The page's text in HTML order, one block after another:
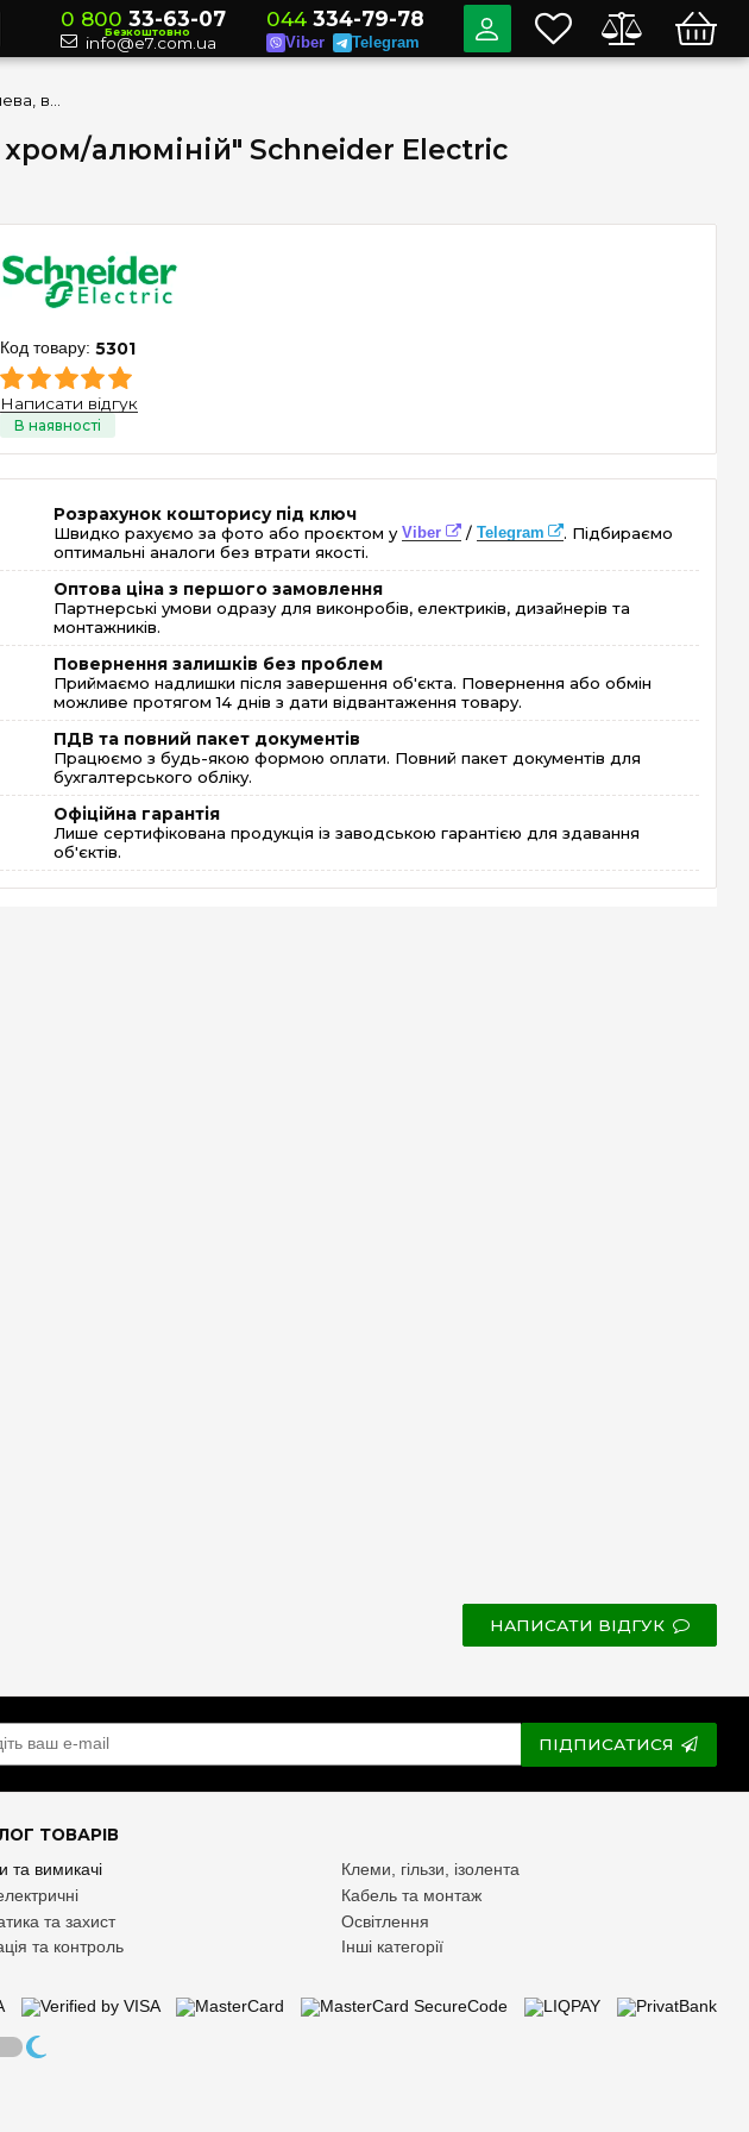
алюміній" Schneider Electric
5301
Написати відгук
Розрахунок кошторису під ключ
Швидко рахуємо за фото або проєктом уViber / Telegram
. Підбираємо
оптимальні аналоги без втрати якості.
Оптова ціна з першого замовлення
Партнерські умови одразу для виконробів, електриків, дизайнерів та
монтажників.
Повернення залишків без проблем
Приймаємо надлишки після завершення об'єкта. Повернення або обмін
можливе протягом 14 днів з дати відвантаження товару.
ПДВ та повний пакет документів
Працюємо з будь-якою формою оплати. Повний пакет документів для
бухгалтерського обліку.
Офіційна гарантія
Лише сертифікована продукція із заводською гарантією для здавання
об'єктів.
НАПИСАТИ ВІДГУК
0 800 33-63-07
Безкоштовно
info@e7.com.ua
044 334-79-78
Viber Telegram
ПІДПИСАТИСЯ
ТОВАРІВ
та вимикачі
та захист
та контроль
Клеми, гільзи, ізолента
Кабель та монтаж
Освітлення
Інші категорії